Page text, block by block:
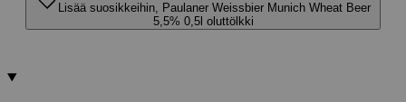
Lisää suosikkeihin, Paulaner Weissbier Munich Wheat Beer
5,5% 0,5l oluttölkki